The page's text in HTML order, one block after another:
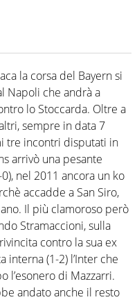
la corsa del Bayern si
Napoli che andrà a
lo Stoccarda. Oltre a
sempre in data 7
tre incontri disputati in
arrivò una pesante
nel 2011 ancora un ko
accadde a San Siro,
Il più clamoroso però
Stramaccioni, sulla
contro la sua ex
interna (1-2) l’Inter che
l’esonero di Mazzarri.
andato anche il resto